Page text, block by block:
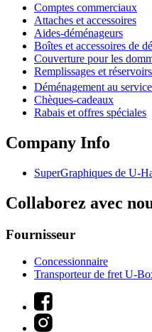
Comptes commerciaux
Attaches et accessoires
Aides-déménageurs
Boîtes et accessoires de
Couverture pour les
Remplissages et
Déménagement au
Chèques-cadeaux
Rabais et offres spéciales
Company Info
SuperGraphiques de U-
Collaborez avec
Fournisseur
Concessionnaire
Transporteur de fret U-